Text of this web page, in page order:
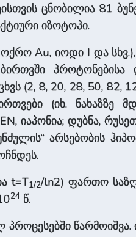
ცნობილია 81
იზოტოპი.
ოქრო Au, იოდი I და
პროტონებისა
(2, 8, 20, 28, 50, 82,
(იხ. ნახაზზე
იაპონია; დუბნა,
არსებობის
t=T1/2/ln2) ფართო
24 წ.
წარმოიშვა.